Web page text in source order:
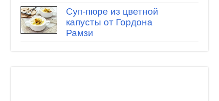
Суп-пюре из цветной
капусты от Гордона
Рамзи